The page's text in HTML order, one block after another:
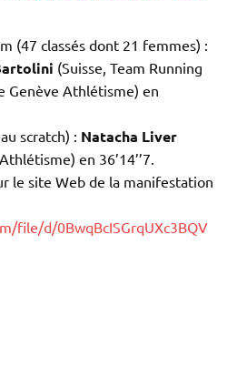
(47 classés dont 21 femmes) :
(Suisse, Team Running
Genève Athlétisme) en
scratch) : Natacha Liver
en 36’14’’7.
le site Web de la manifestation
file/d/0BwqBcISGrqUXc3BQV